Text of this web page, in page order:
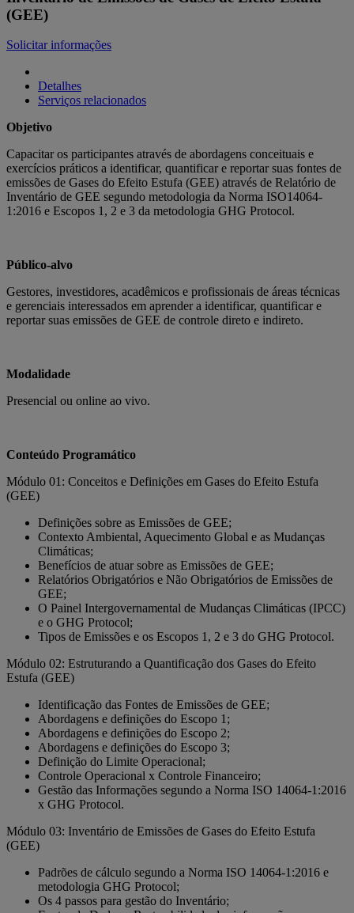
(GEE)
Solicitar informações
Detalhes
Serviços relacionados
Objetivo
Capacitar os participantes através de abordagens conceituais e
exercícios práticos a identificar, quantificar e reportar suas fontes de
emissões de Gases do Efeito Estufa (GEE) através de Relatório de
Inventário de GEE segundo metodologia da Norma ISO14064-
1:2016 e Escopos 1, 2 e 3 da metodologia GHG Protocol.
Público-alvo
Gestores, investidores, acadêmicos e profissionais de áreas técnicas
e gerenciais interessados em aprender a identificar, quantificar e
reportar suas emissões de GEE de controle direto e indireto.
Modalidade
Presencial ou online ao vivo.
Conteúdo Programático
Módulo 01: Conceitos e Definições em Gases do Efeito Estufa
(GEE)
Definições sobre as Emissões de GEE;
Contexto Ambiental, Aquecimento Global e as Mudanças
Climáticas;
Benefícios de atuar sobre as Emissões de GEE;
Relatórios Obrigatórios e Não Obrigatórios de Emissões de
GEE;
O Painel Intergovernamental de Mudanças Climáticas (IPCC)
e o GHG Protocol;
Tipos de Emissões e os Escopos 1, 2 e 3 do GHG Protocol.
Módulo 02: Estruturando a Quantificação dos Gases do Efeito
Estufa (GEE)
Identificação das Fontes de Emissões de GEE;
Abordagens e definições do Escopo 1;
Abordagens e definições do Escopo 2;
Abordagens e definições do Escopo 3;
Definição do Limite Operacional;
Controle Operacional x Controle Financeiro;
Gestão das Informações segundo a Norma ISO 14064-1:2016
x GHG Protocol.
Módulo 03: Inventário de Emissões de Gases do Efeito Estufa
(GEE)
Padrões de cálculo segundo a Norma ISO 14064-1:2016 e
metodologia GHG Protocol;
Os 4 passos para gestão do Inventário;